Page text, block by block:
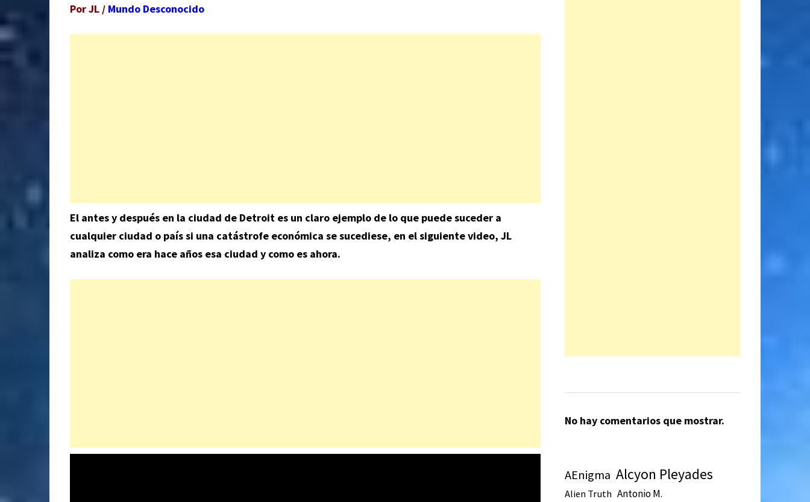
Por JL / Mundo Desconocido
El antes y después en la ciudad de Detroit es un claro ejemplo de lo que puede suceder a
cualquier ciudad o país si una catástrofe económica se sucediese, en el siguiente video, JL
analiza como era hace años esa ciudad y como es ahora.
No hay comentarios que mostrar.
AEnigma Alcyon Pleyades
Alien Truth Antonio M.